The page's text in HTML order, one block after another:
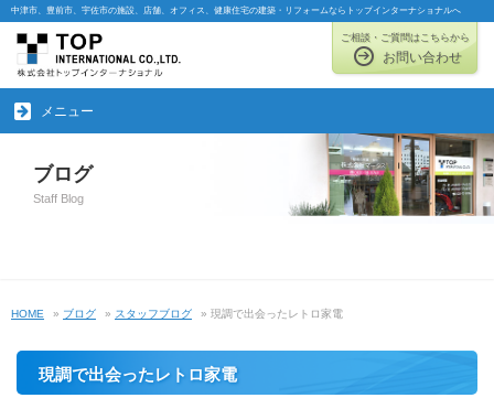
中津市、豊前市、宇佐市の施設、店舗、オフィス、健康住宅の建築・リフォームならトップインターナショナルへ
ご相談・ご質問はこちらから
お問い合わせ
メニュー
ブログ
Staff Blog
HOME » ブログ » スタッフブログ » 現調で出会ったレトロ家電
現調で出会ったレトロ家電